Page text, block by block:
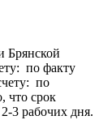
Брянской
по факту
по
что срок
3 рабочих дня.